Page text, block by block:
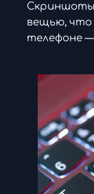
Скриншоты
вещью, что
телефоне